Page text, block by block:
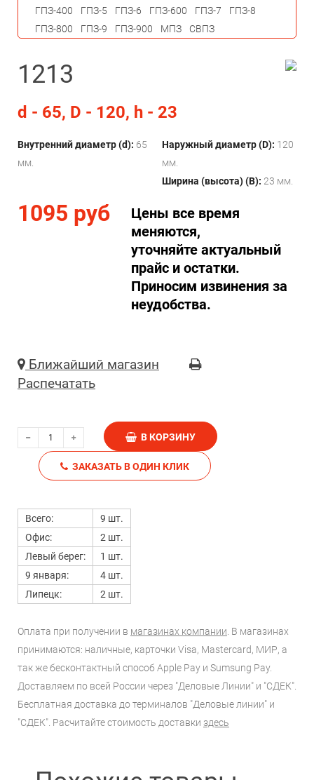
1213
d - 65, D - 120, h - 23
Внутренний диаметр (d): 65
мм.
Наружный диаметр (D): 120
мм.
Ширина (высота) (B): 23 мм.
1095 руб
Цены все время
меняются,
уточняйте актуальный
прайс и остатки.
Приносим извинения за
неудобства.
Ближайший магазин
Распечатать
В КОРЗИНУ
ЗАКАЗАТЬ В ОДИН КЛИК
Всего:
9 шт.
Офис:
2 шт.
Левый берег:
1 шт.
9 января:
4 шт.
Липецк:
2 шт.
Оплата при получении в магазинах компании . В магазинах
принимаются: наличные, карточки Visa, Mastercard, МИР, а
так же бесконтактный способ Apple Pay и Sumsung Pay.
Доставляем по всей России через "Деловые Линии" и "СДЕК".
Бесплатная доставка до терминалов "Деловые линии" и
"СДЕК". Расчитайте стоимость доставки здесь
ГПЗ-400
ГПЗ-5 ГПЗ-6 ГПЗ-600 ГПЗ-7
ГПЗ-8
ГПЗ-800
ГПЗ-9 ГПЗ-900 МПЗ СВПЗ